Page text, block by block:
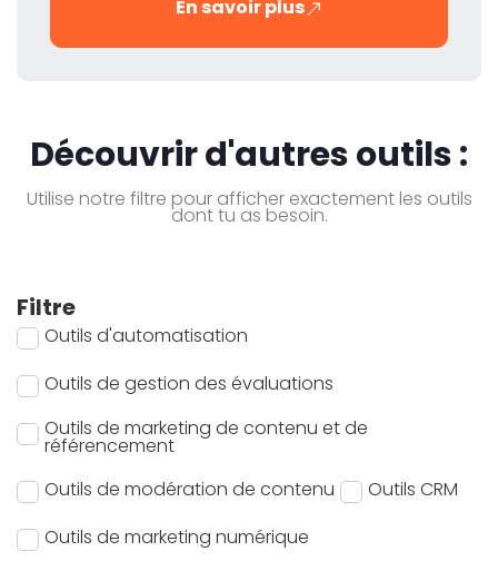
les avantages de cet outil innovant pour les
spécialistes du marketing numérique et du
En savoir plus
Découvrir d'autres outils :
Utilise notre filtre pour afficher exactement les outils
dont tu as besoin.
Filtre
Outils d'automatisation
Outils de gestion des évaluations
Outils de marketing de contenu et de
référencement
Outils de modération de contenu
Outils CRM
Outils de marketing numérique